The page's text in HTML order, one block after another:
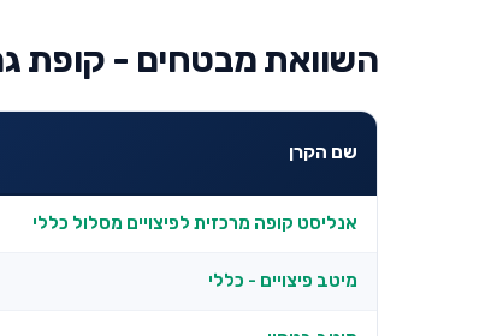
השוואת מבטחים - קופת
שם הקרן
אנליסט קופה מרכזית לפיצויים מסלול כללי
מיטב פיצויים - כללי